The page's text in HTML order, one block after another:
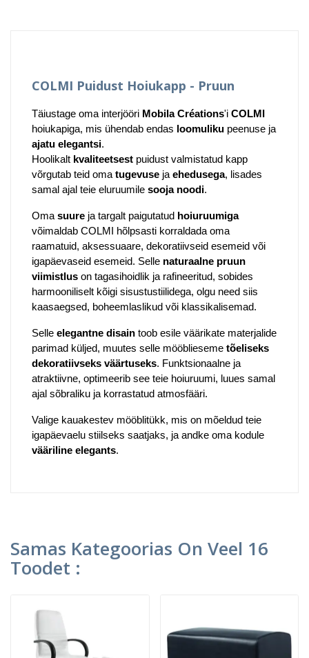
COLMI Puidust Hoiukapp - Pruun
Täiustage oma interjööri Mobila Créations'i COLMI
hoiukapiga, mis ühendab endas loomuliku peenuse ja
ajatu elegantsi.
Hoolikalt kvaliteetsest puidust valmistatud kapp
võrgutab teid oma tugevuse ja ehedusega, lisades
samal ajal teie eluruumile sooja noodi.
Oma suure ja targalt paigutatud hoiuruumiga
võimaldab COLMI hõlpsasti korraldada oma
raamatuid, aksessuaare, dekoratiivseid esemeid või
igapäevaseid esemeid. Selle naturaalne pruun
viimistlus on tagasihoidlik ja rafineeritud, sobides
harmooniliselt kõigi sisustustiilidega, olgu need siis
kaasaegsed, boheemlaslikud või klassikalisemad.
Selle elegantne disain toob esile väärikate materjalide
parimad küljed, muutes selle mööblieseme tõeliseks
dekoratiivseks väärtuseks. Funktsionaalne ja
atraktiivne, optimeerib see teie hoiuruumi, luues samal
ajal sõbraliku ja korrastatud atmosfääri.
Valige kauakestev mööblitükk, mis on mõeldud teie
igapäevaelu stiilseks saatjaks, ja andke oma kodule
vääriline elegants.
Samas Kategoorias On Veel 16
Toodet :